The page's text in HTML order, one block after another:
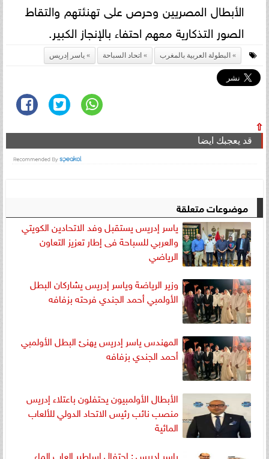
الأبطال المصريين وحرص على تهنئتهم والتقاط
الصور التذكارية معهم احتفاء بالإنجاز الكبير.
البطولة العربية بالمغرب اتحاد السباحة ياسر إدريس
⇧
قد يعجبك ايضا
موضوعات متعلقة
ياسر إدريس يستقبل وفد الاتحادين الكويتي
والعربي للسباحة فى إطار تعزيز التعاون
الرياضي
وزير الرياضة وياسر إدريس يشاركان البطل
الأولمبي أحمد الجندي فرحته بزفافه
المهندس ياسر إدريس يهنئ البطل الأولمبي
أحمد الجندي بزفافه
الأبطال الأولمبيون يحتفلون باعتلاء إدريس
منصب نائب رئيس الاتحاد الدولي للألعاب
المائية
ياسر ادريس : احتفال اساطير العاب الماء